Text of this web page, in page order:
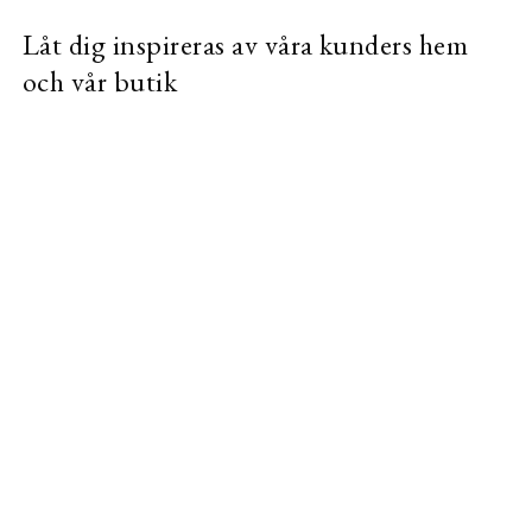
Låt dig inspireras av våra kunders hem
och vår butik